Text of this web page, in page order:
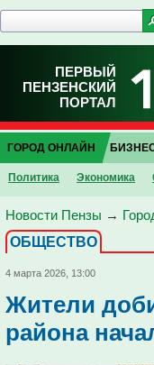
ПЕРВЫЙ
ПЕНЗЕНСКИЙ
ПОРТАЛ
ГОРОД ОНЛАЙН
Политика Экономика
Новости Пензы →
ОБЩЕСТВО
4 марта 2026, 13:00
Жители
района